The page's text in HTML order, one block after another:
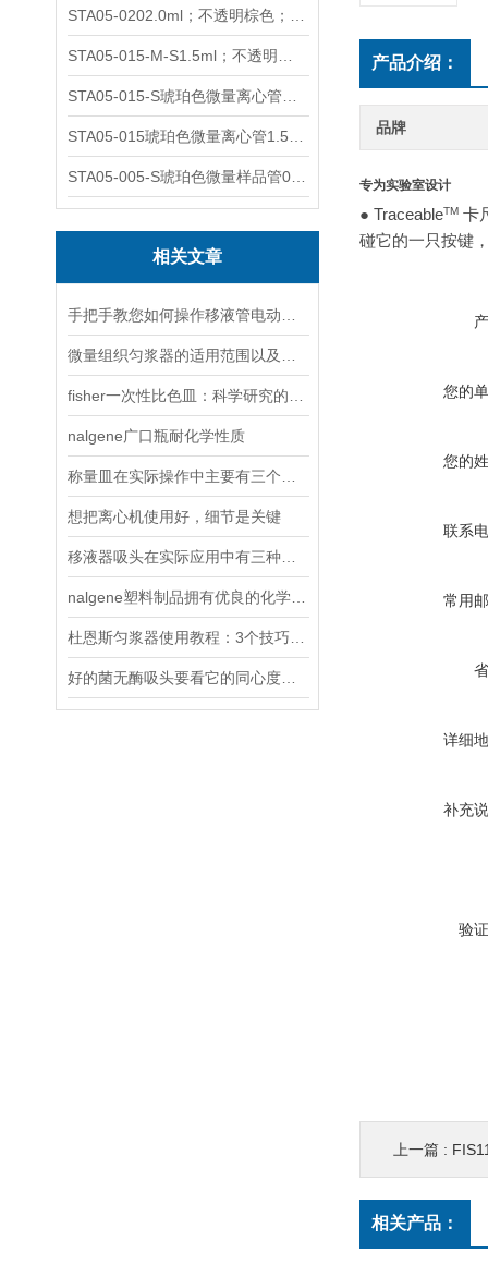
相关文章
nalgene广口瓶耐化学性质
想把离心机使用好，细节是关键
产品介绍：
品牌
专为实验室设计
● TraceableTM 卡
碰它的一只按键
您的
您的
联系
常用
详细
补充
验
上一篇 :
相关产品：